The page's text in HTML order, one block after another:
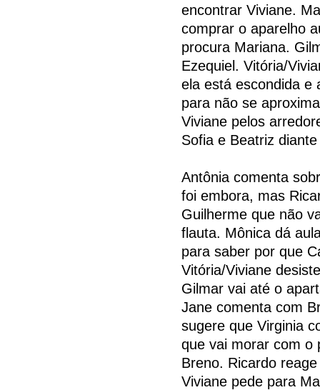
encontrar Viviane.
comprar o aparelho
procura Mariana.
Ezequiel. Vitória/
ela está escondida e
para não se
Viviane pelos
Sofia e Beatriz
Antônia comenta
foi embora, mas
Guilherme que não
flauta. Mônica dá
para saber por que
Vitória/Viviane
Gilmar vai até o
Jane comenta com
sugere que Virginia
que vai morar com o
Breno. Ricardo
Viviane pede para